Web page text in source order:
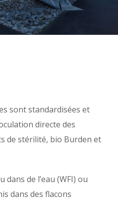
sont standardisées et
directe des
de stérilité, bio Burden et
de l’eau (WFI) ou
dans des flacons